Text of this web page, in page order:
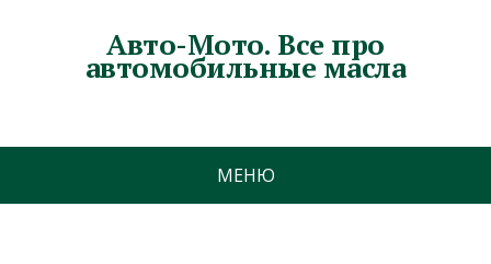
Авто-Мото. Все про
автомобильные масла
МЕНЮ